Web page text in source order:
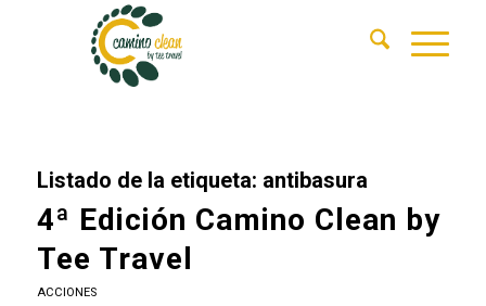
Listado de la etiqueta: antibasura
4ª Edición Camino Clean by
Tee Travel
ACCIONES